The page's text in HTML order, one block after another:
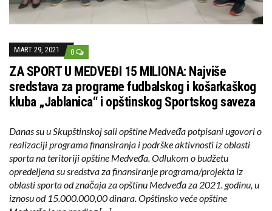
MART 29, 2021 0
ZA SPORT U MEDVEĐI 15 MILIONA: Najviše
sredstava za programe fudbalskog i košarkaškog
kluba „Jablanica“ i opštinskog Sportskog saveza
Danas su u Skupštinskoj sali opštine Medveđa potpisani ugovori o
realizaciji programa finansiranja i podrške aktivnosti iz oblasti
sporta na teritoriji opštine Medveđa. Odlukom o budžetu
opredeljena su sredstva za finansiranje programa/projekta iz
oblasti sporta od značaja za opštinu Medveđa za 2021. godinu, u
iznosu od 15.000.000,00 dinara. Opštinsko veće opštine